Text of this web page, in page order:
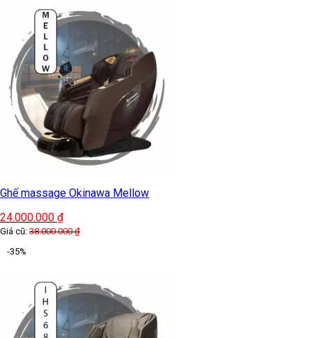
Ghế massage Okinawa Mellow
24.000.000 ₫
Giá cũ: 38.000.000₫
-35%